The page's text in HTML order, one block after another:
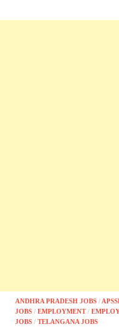
ANDHRA PRADESH JOBS /
JOBS / EMPLOYMENT/
JOBS / TELANGANA JOBS